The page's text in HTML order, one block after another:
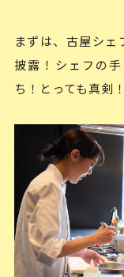
まずは、古屋シ
披露！シェフの
ち！とっても真剣！